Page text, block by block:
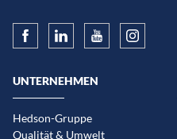
UNTERNEHMEN
Hedson-Gruppe
Qualität & Umwelt